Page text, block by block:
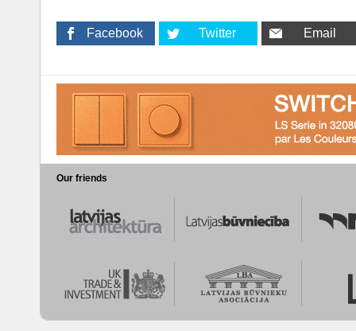
Facebook Twitter Email
Our friends